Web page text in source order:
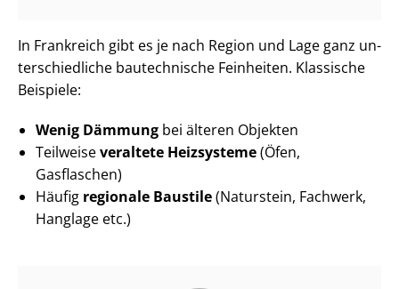
In Frankreich gibt es je nach Region und Lage ganz un­
ter­schied­li­che bautechnische Feinheiten. Klassische
Beispiele:
Wenig Dämmung bei älteren Objekten
Teilweiseveraltete Heizsysteme(Öfen,
Gasflaschen)
Häufig regionale Baustile(Naturstein, Fachwerk,
Hanglage etc.)